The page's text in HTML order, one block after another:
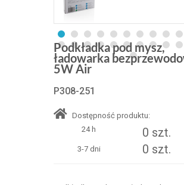
Podkładka pod mysz,
ładowarka
5W Air
P308-251
Dostępność produktu:
24 h
0 szt.
3-7 dni 0 szt.